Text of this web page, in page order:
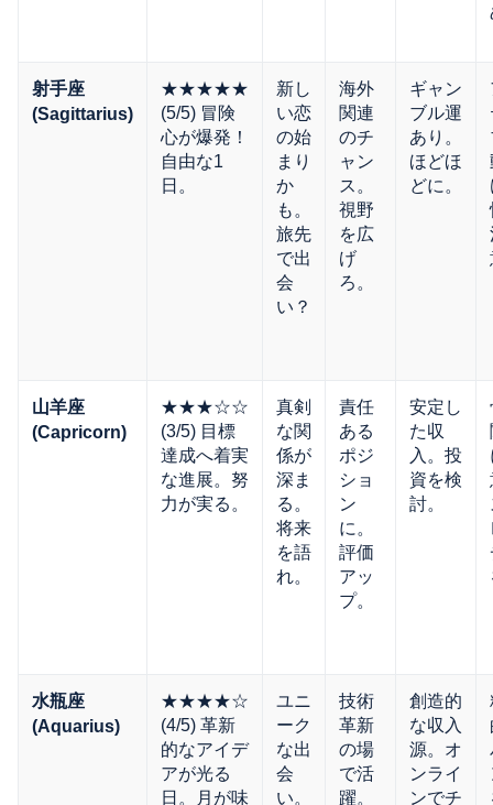
射手座
(Sagittarius)
★★★★★
(5/5) 冒険
心が爆発！
自由な1
日。
新し
い恋
の始
まり
か
も。
旅先
で出
会
い？
海外
関連
のチ
ャン
ス。
視野
を広
げ
ろ。
ギャン
ブル運
あり。
ほどほ
どに。
山羊座
(Capricorn)
★★★☆☆
(3/5) 目標
達成へ着実
な進展。努
力が実る。
真剣
な関
係が
深ま
る。
将来
を語
れ。
責任
ある
ポジ
ショ
ン
に。
評価
アッ
プ。
安定し
た収
入。投
資を検
討。
水瓶座
(Aquarius)
★★★★☆
(4/5) 革新
的なアイデ
アが光る
日。月が味
ユニ
ーク
な出
会
い。
技術
革新
の場
で活
躍。
創造的
な収入
源。オ
ンライ
ンでチ